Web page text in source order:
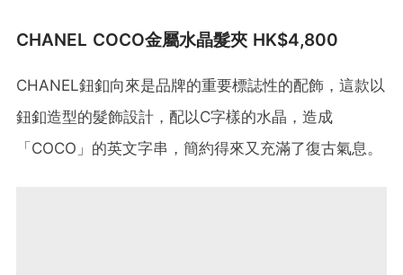
CHANEL COCO金屬水晶髮夾 HK$4,800
CHANEL鈕釦向來是品牌的重要標誌性的配飾，這款以
鈕釦造型的髮飾設計，配以C字樣的水晶，造成
「COCO」的英文字串，簡約得來又充滿了復古氣息。